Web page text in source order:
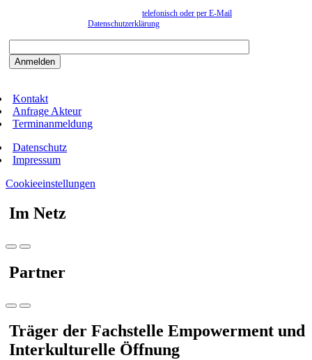
telefonisch oder per E-Mail
Datenschutzerklärung
Kontakt
Anfrage Akteur
Terminanmeldung
Datenschutz
Impressum
Cookieeinstellungen
Im Netz
Partner
Träger der Fachstelle Empowerment und
Interkulturelle Öffnung